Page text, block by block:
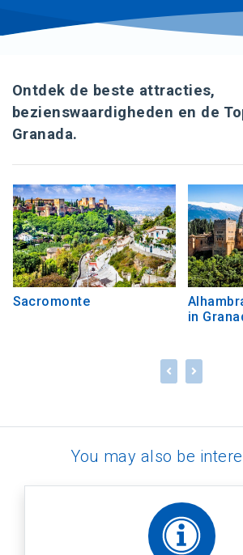
Ontdek de beste attracties,
bezienswaardigheden en de
Granada.
Sacromonte
in
You may also be